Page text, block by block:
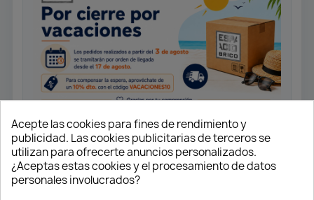
Cepillo para perfil tirador.
🔹Descripción:
Acepte las cookies para fines de rendimiento y
publicidad. Las cookies publicitarias de terceros se
utilizan para ofrecerte anuncios personalizados.
¿Aceptas estas cookies y el procesamiento de datos
personales involucrados?